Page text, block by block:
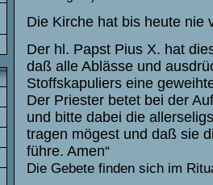
Die Kirche hat bis heute nie
Der hl. Papst Pius X. hat
daß alle Ablässe und
Stoffskapuliers eine
Der Priester betet bei der
und bitte dabei die
tragen mögest und daß sie
führe. Amen“
Die Gebete finden sich im